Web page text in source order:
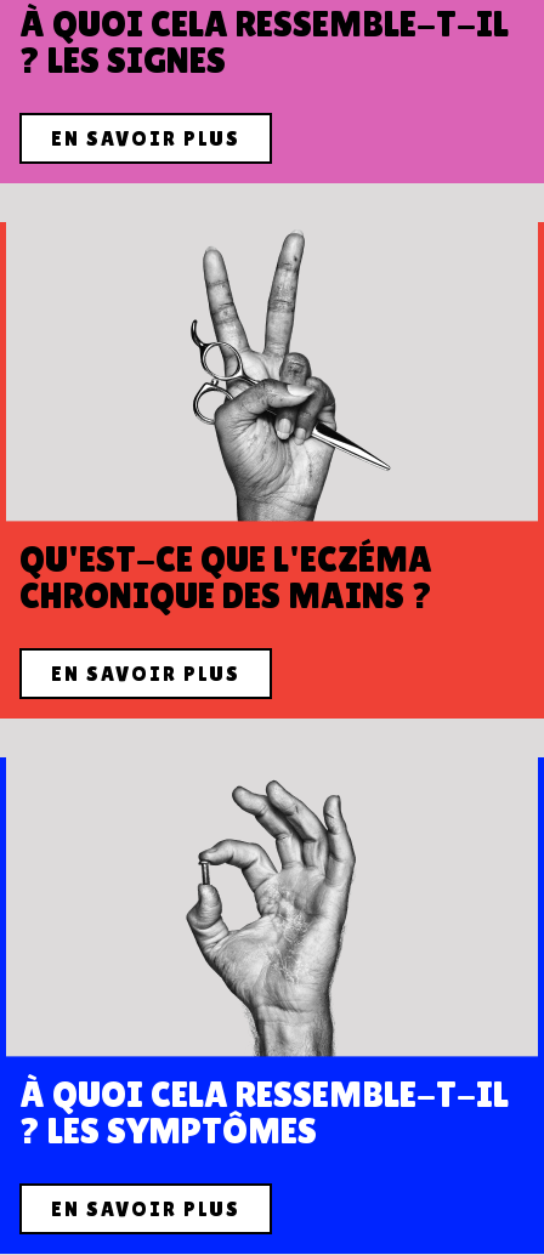
À QUOI CELA RESSEMBLE-T-IL
? LES SIGNES
EN SAVOIR PLUS
QU'EST-CE QUE L'ECZÉMA
CHRONIQUE DES MAINS ?
EN SAVOIR PLUS
À QUOI CELA RESSEMBLE-T-IL
? LES SYMPTÔMES
EN SAVOIR PLUS